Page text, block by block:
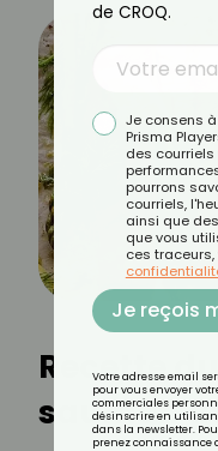
Recette
saumon
de CROQ.
Je consens
Prisma
des courriels
pourrons
courriels,
ainsi que
que vous
ces traceurs,
Je reçois
Votre adresse email
pour vous envoyer
commerciales
désinscrire en
dans la newsletter.
prenez connaissance